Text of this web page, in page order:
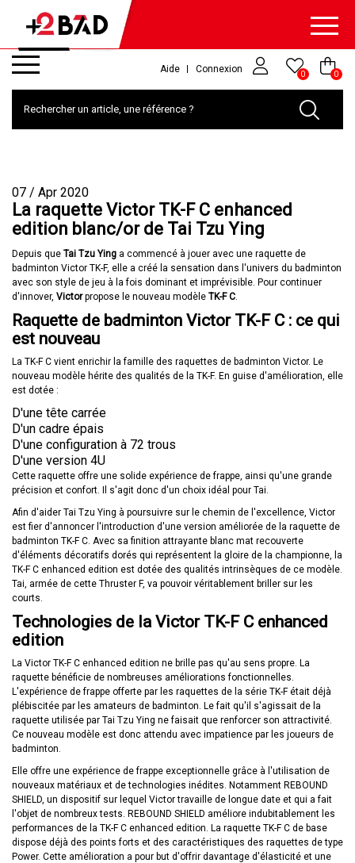
Aide Connexion 0 0
07 / Apr 2020
La raquette Victor TK-F C enhanced
edition blanc/or de Tai Tzu Ying
Depuis que Tai Tzu Ying a commencé à jouer avec une raquette de
badminton Victor TK-F, elle a créé la sensation dans l'univers du badminton
avec son style de jeu à la fois dominant et imprévisible. Pour continuer
d'innover, Victorpropose le nouveau modèle TK-F C.
Raquette de badminton Victor TK-F C : ce qui
est nouveau
La TK-F C vient enrichir la famille des raquettes de badminton Victor. Le
nouveau modèle hérite des qualités de la TK-F. En guise d'amélioration, elle
est dotée :
D'une tête carrée
D'un cadre épais
D'une configuration à 72 trous
D'une version 4U
Cette raquette offre une solide expérience de frappe, ainsi qu'une grande
précision et confort. Il s'agit donc d'un choix idéal pour Tai.
Afin d'aider Tai Tzu Ying à poursuivre sur le chemin de l'excellence, Victor
est fier d'annoncer l'introduction d'une version améliorée de la raquette de
badminton TK-F C. Avec sa finition attrayante blanc mat recouverte
d'éléments décoratifs dorés qui représentent la gloire de la championne, la
TK-F C enhanced edition est dotée des qualités intrinsèques de ce modèle.
Tai, armée de cette Thruster F, va pouvoir véritablement briller sur les
courts.
Technologies de la Victor TK-F C enhanced
edition
La Victor TK-F C enhanced edition ne brille pas qu'au sens propre. La
raquette bénéficie de nombreuses améliorations fonctionnelles.
L'expérience de frappe offerte par les raquettes de la série TK-F était déjà
plébiscitée par les amateurs de badminton. Le fait qu'il s'agissait de la
raquette utilisée par Tai Tzu Ying ne faisait que renforcer son attractivité.
Ce nouveau modèle est donc attendu avec impatience par les joueurs de
badminton.
Elle offre une expérience de frappe exceptionnelle grâce à l'utilisation de
nouveaux matériaux et de technologies inédites. Notamment REBOUND
SHIELD, un dispositif sur lequel Victor travaille de longue date et qui a fait
l'objet de nombreux tests. REBOUND SHIELD améliore indubitablement les
performances de la TK-F C enhanced edition. La raquette TK-F C de base
dispose déjà des points forts et des caractéristiques des raquettes de type
Power. Cette amélioration a pour but d'offrir davantage d'élasticité et une